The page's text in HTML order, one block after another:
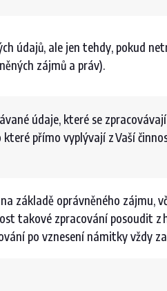
údajů, ale jen tehdy, pokud
zájmů a práv).
údaje, které se
přímo vyplývají z Vaší
základě oprávněného
takové zpracování posoudit z
po vznesení námitky vždy